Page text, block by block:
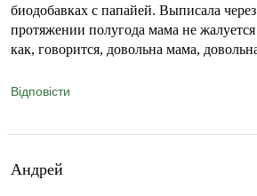
биодобавках с папайей. Выписала
протяжении полугода мама не
как, говорится, довольна мама,
Відповісти
Андрей